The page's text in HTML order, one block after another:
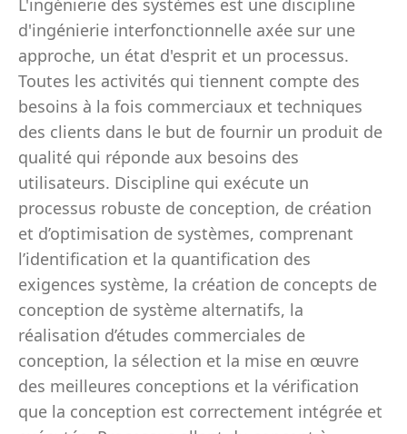
L'ingénierie des systèmes est une discipline
d'ingénierie interfonctionnelle axée sur une
approche, un état d'esprit et un processus.
Toutes les activités qui tiennent compte des
besoins à la fois commerciaux et techniques
des clients dans le but de fournir un produit de
qualité qui réponde aux besoins des
utilisateurs. Discipline qui exécute un
processus robuste de conception, de création
et d’optimisation de systèmes, comprenant
l’identification et la quantification des
exigences système, la création de concepts de
conception de système alternatifs, la
réalisation d’études commerciales de
conception, la sélection et la mise en œuvre
des meilleures conceptions et la vérification
que la conception est correctement intégrée et